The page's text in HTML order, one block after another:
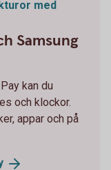
med
Samsung
kan du
och klockor.
appar och på